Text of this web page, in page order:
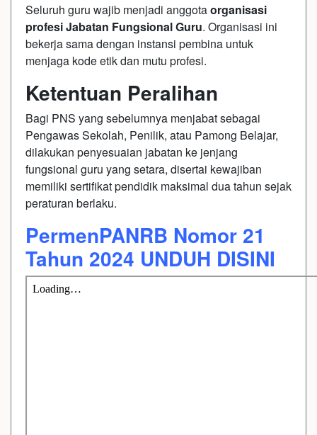
Seluruh guru wajib menjadi anggotaorganisasi
profesi Jabatan Fungsional Guru. Organisasi ini
bekerja sama dengan instansi pembina untuk
menjaga kode etik dan mutu profesi.
Ketentuan Peralihan
Bagi PNS yang sebelumnya menjabat sebagai
Pengawas Sekolah, Penilik, atau Pamong Belajar,
dilakukan penyesuaian jabatan ke jenjang
fungsional guru yang setara, disertai kewajiban
memiliki sertifikat pendidik maksimal dua tahun sejak
peraturan berlaku.
PermenPANRB Nomor 21
Tahun 2024 UNDUH DISINI